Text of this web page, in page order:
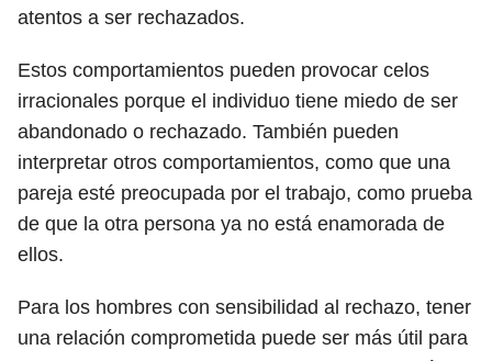
atentos a ser rechazados.
Estos comportamientos pueden provocar celos
irracionales porque el individuo tiene miedo de ser
abandonado o rechazado. También pueden
interpretar otros comportamientos, como que una
pareja esté preocupada por el trabajo, como prueba
de que la otra persona ya no está enamorada de
ellos.
Para los hombres con sensibilidad al rechazo, tener
una relación comprometida puede ser más útil para